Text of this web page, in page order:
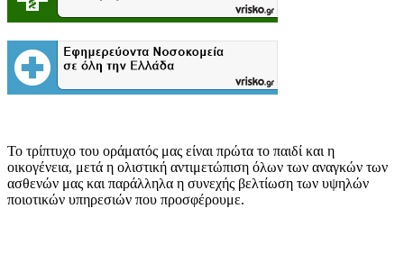
Το τρίπτυχο του οράματός μας είναι πρώτα το παιδί και η
οικογένεια, μετά η ολιστική αντιμετώπιση όλων των αναγκών των
ασθενών μας και παράλληλα η συνεχής βελτίωση των υψηλών
ποιοτικών υπηρεσιών που προσφέρουμε.